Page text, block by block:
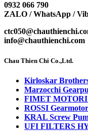
0932 066 790
ZALO / WhatsApp /
info@chauthienchi.com
Chau Thien Chi Co.,Ltd.
Kirloskar
Marzocchi
FIMET
ROSSI
KRAL Screw
UFI FILTERS